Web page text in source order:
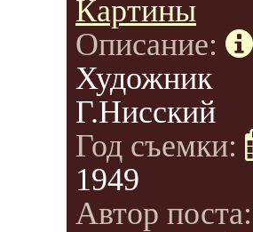
Картины
Описание:
Художник
Г.Нисский
Год съемки:
1949
Автор